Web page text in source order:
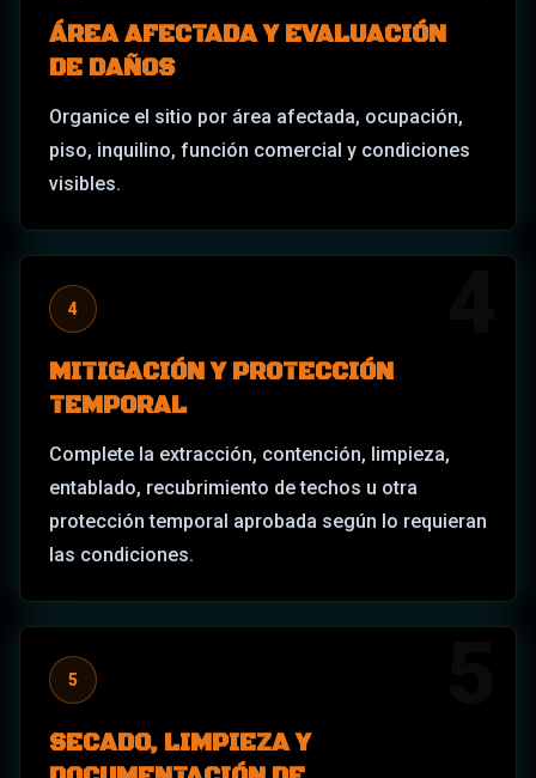
ÁREA AFECTADA Y EVALUACIÓN
DE DAÑOS
Organice el sitio por área afectada, ocupación,
piso, inquilino, función comercial y condiciones
visibles.
4
MITIGACIÓN Y PROTECCIÓN
TEMPORAL
Complete la extracción, contención, limpieza,
entablado, recubrimiento de techos u otra
protección temporal aprobada según lo requieran
las condiciones.
5
SECADO, LIMPIEZA Y